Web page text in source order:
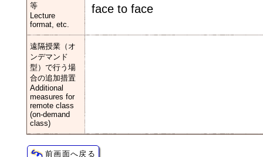
等
Lecture
format, etc.
face to face
遠隔授業（オ
ンデマンド
型）で行う場
合の追加措置
Additional
measures for
remote class
(on-demand
class)